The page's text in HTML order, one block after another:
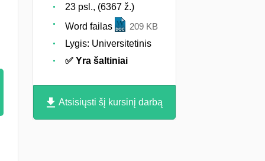
23 psl., (6367 ž.)
Word failas
209 KB
Lygis: Universitetinis
✅ Yra šaltiniai
Atsisiųsti šį kursinį darbą